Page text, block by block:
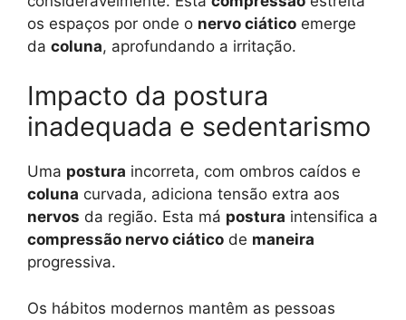
os espaços por onde o nervo ciático emerge
da coluna, aprofundando a irritação.
Impacto da postura
inadequada e sedentarismo
Uma postura incorreta, com ombros caídos e
coluna curvada, adiciona tensão extra aos
nervos da região. Esta má postura intensifica a
compressão nervo ciático de maneira
progressiva.
Os hábitos modernos mantêm as pessoas